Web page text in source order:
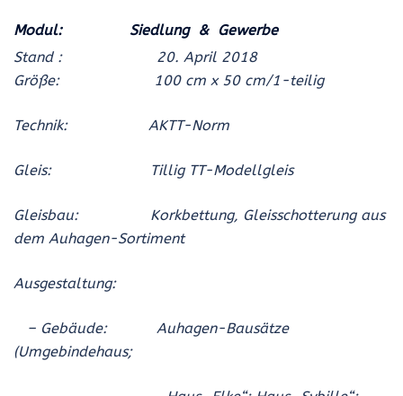
Modul: Siedlung & Gewerbe
Stand : 20. April 2018
Größe: 100 cm x 50 cm/1-teilig
Technik: AKTT-Norm
Gleis: Tillig TT-Modellgleis
Gleisbau: Korkbettung, Gleisschotterung aus
dem Auhagen-Sortiment
Ausgestaltung:
– Gebäude: Auhagen-Bausätze
(Umgebindehaus;